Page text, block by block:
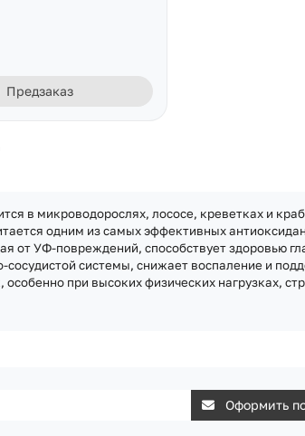
Предзаказ
в микроводорослях, лососе, креветках и
одним из самых эффективных
от УФ-повреждений, способствует здоровью
системы, снижает воспаление и
при высоких физических нагрузках,
Оформить